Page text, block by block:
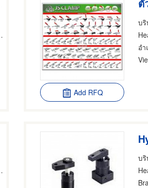
Add RFQ
ตั
บ
อ
บ